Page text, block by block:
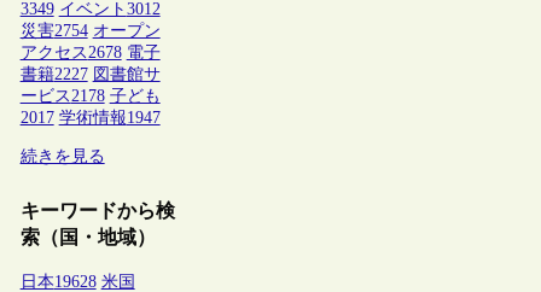
3349 イベント 3012
災害2754 オープン
アクセス2678 電子
書籍2227 図書館サ
ービス2178 子ども
2017 学術情報1947
続きを見る
キーワードから検
索（国・地域）
日本19628 米国